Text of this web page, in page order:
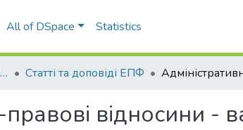
All of DSpace Statistics
04. Економіко-правовий факультет Статті та доповіді ЕПФ
правові відносини -